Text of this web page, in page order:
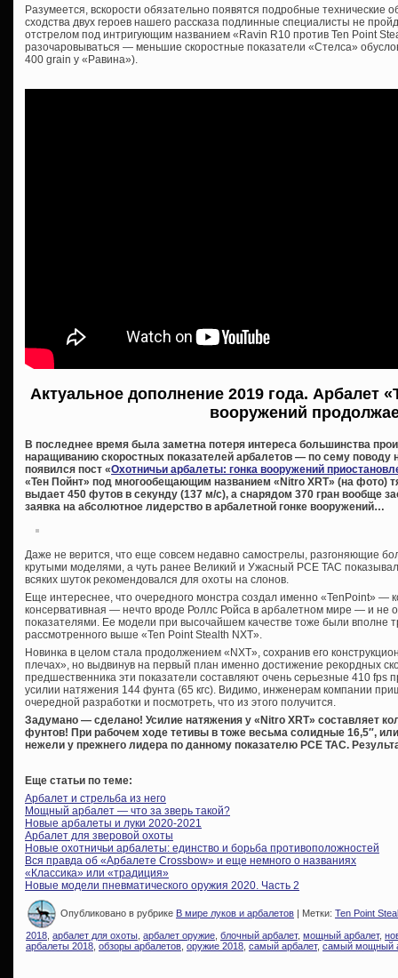
Разумеется, вскорости обязательно появятся подробные технические
сходства двух героев нашего рассказа подлинные специалисты не
отстрелом под интригующим названием «Ravin R10 против Ten Point
разочаровываться — меньшие скоростные показатели «Стелса»
400 grain у «Равина»).
Актуальное дополнение 2019 года. Арбалет
вооружений
В последнее время была заметна потеря интереса большинства
наращиванию скоростных показателей арбалетов — по сему поводу
появился пост «Охотничьи арбалеты: гонка вооружений
«Тен Пойнт» под многообещающим названием «Nitro XRT» (на фото)
выдает 450 футов в секунду (137 м/с), а снарядом 370 гран вообще
заявка на абсолютное лидерство в арбалетной гонке вооружений…
Даже не верится, что еще совсем недавно самострелы, разгоняющие
крутыми моделями, а чуть ранее Великий и Ужасный PCE TAC
всяких шуток рекомендовался для охоты на слонов.
Еще интереснее, что очередного монстра создал именно «TenPoint» —
консервативная — нечто вроде Роллс Ройса в арбалетном мире — и не
показателями. Ее модели при высочайшем качестве тоже были вполне
рассмотренного выше «Ten Point Stealth NXT».
Новинка в целом стала продолжением «NXT», сохранив его
плечах», но выдвинув на первый план именно достижение рекордных
предшественника эти показатели составляют очень серьезные 410 fps
усилии натяжения 144 фунта (65 кгс). Видимо, инженерам компании
очередной разработки и посмотреть, что из этого получится.
Задумано — сделано! Усилие натяжения у «Nitro XRT» составляет
фунтов! При рабочем ходе тетивы в тоже весьма солидные 16,5″,
нежели у прежнего лидера по данному показателю PCE TAC.
Еще статьи по теме:
Арбалет и стрельба из него
Мощный арбалет — что за зверь такой?
Новые арбалеты и луки 2020-2021
Арбалет для зверовой охоты
Новые охотничьи арбалеты: единство и борьба противоположностей
Вся правда об «Арбалете Crossbow» и еще немного о названиях
«Классика» или «традиция»
Новые модели пневматического оружия 2020. Часть 2
Опубликовано в рубрике В мире луков и арбалетов | Метки: Ten Point
2018 арбалет для охоты арбалет оружие блочный арбалет, мощный арбалет,
арбалеты 2018 обзоры арбалетов оружие 2018 самый арбалет, самый мощный